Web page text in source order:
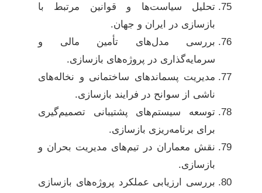
تحلیل سیاست‌ها و قوانین مرتبط با
بازسازی در ایران و جهان.
بررسی مدل‌های تأمین مالی و
سرمایه‌گذاری در پروژه‌های بازسازی.
مدیریت پسماندهای ساختمانی و نخاله‌های
ناشی از سوانح در فرایند بازسازی.
توسعه سیستم‌های پشتیبانی تصمیم‌گیری
برای برنامه‌ریزی بازسازی.
نقش معماران در تیم‌های مدیریت بحران و
بازسازی.
بررسی ارزیابی عملکرد پروژه‌های بازسازی